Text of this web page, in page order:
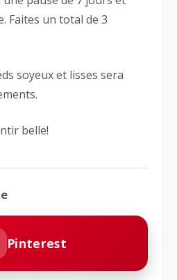
Faites un total de 3
soyeux et lisses sera
belle!
Pinterest